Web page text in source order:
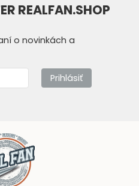
REALFAN.SHOP
o novinkách a
Prihlásiť